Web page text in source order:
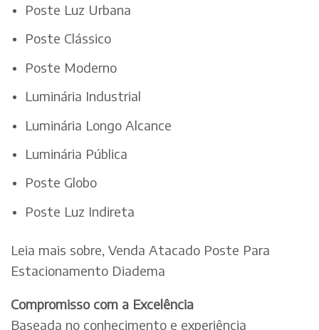
Poste Luz Urbana
Poste Clássico
Poste Moderno
Luminária Industrial
Luminária Longo Alcance
Luminária Pública
Poste Globo
Poste Luz Indireta
Leia mais sobre, Venda Atacado Poste Para
Estacionamento Diadema
Compromisso com a Excelência
Baseada no conhecimento e experiência